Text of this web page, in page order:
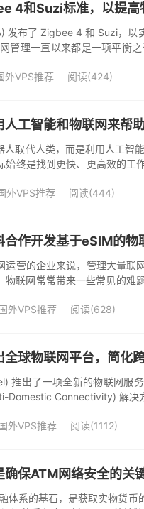
4和Suzi标准，以提高
发布了 Zigbee 4 和 Suzi，以
管理一直以来都是一项平衡
外VPS推荐 阅读(424)
人工智能和物联网来帮
人取代人类，而是利用人工智
始终是找到更快、更高效的工
外VPS推荐 阅读(444)
合作开发基于eSIM的物
运营的企业来说，管理大量联
物联网常常带来一些常见的难
外VPS推荐 阅读(628)
全球物联网平台，简化
推出了一项全新的物联网服
Domestic Connectivity) 解决
外VPS推荐 阅读(1112)
保ATM网络安全的关
体系的基石，是获取实物货